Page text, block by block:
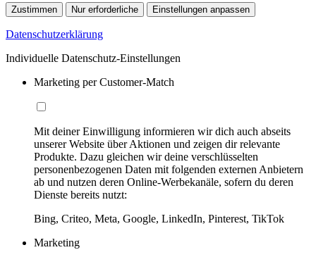
Zustimmen Nur erforderliche Einstellungen anpassen
Datenschutzerklärung
Individuelle Datenschutz-Einstellungen
Marketing per Customer-Match
Mit deiner Einwilligung informieren wir dich auch abseits
unserer Website über Aktionen und zeigen dir relevante
Produkte. Dazu gleichen wir deine verschlüsselten
personenbezogenen Daten mit folgenden externen Anbietern
ab und nutzen deren Online-Werbekanäle, sofern du deren
Dienste bereits nutzt:
Bing, Criteo, Meta, Google, LinkedIn, Pinterest, TikTok
Marketing